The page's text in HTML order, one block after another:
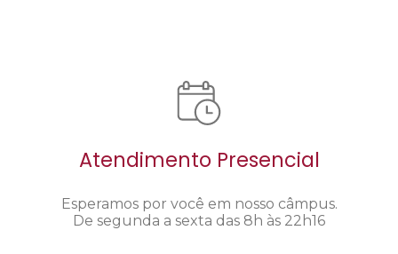
Atendimento Presencial
Esperamos por você em nosso câmpus.
De segunda a sexta das 8h às 22h16